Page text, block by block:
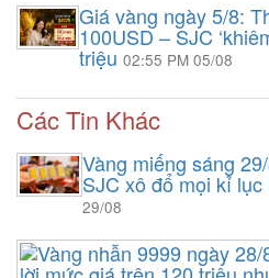
Giá vàng ngày 5/8:
100USD – SJC
triệu 02:55 PM 05/08
Các Tin Khác
Vàng miếng sáng
SJC xô đổ mọi kỉ
29/08